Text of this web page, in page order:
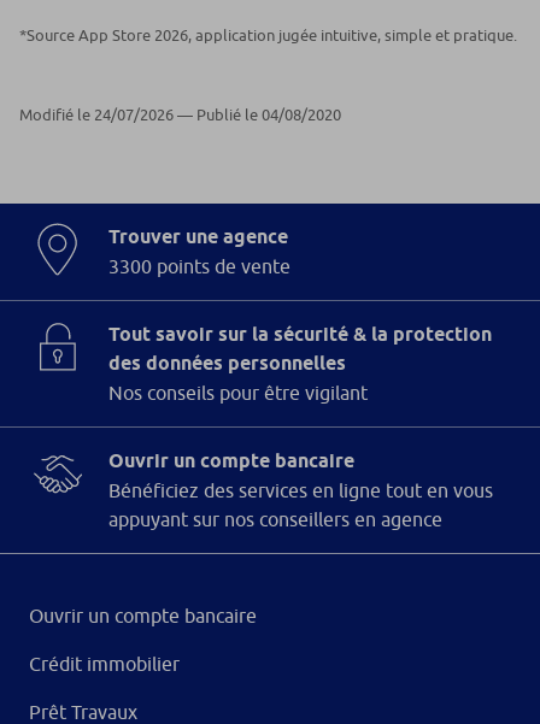
*Source App Store 2026, application jugée intuitive, simple et pratique.
Modifié le 24/07/2026 — Publié le 04/08/2020
Trouver une agence
3300 points de vente
Tout savoir sur la sécurité & la protection
des données personnelles
Nos conseils pour être vigilant
Ouvrir un compte bancaire
Bénéficiez des services en ligne tout en vous
appuyant sur nos conseillers en agence
Ouvrir un compte bancaire
Crédit immobilier
Prêt Travaux